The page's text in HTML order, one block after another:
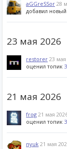
aGGreSSor 28
добавил
23 мая 2026
restorer 23 мая
оценил топик
21 мая 2026
frog 21 мая
оценил топик
nyuk 21 мая